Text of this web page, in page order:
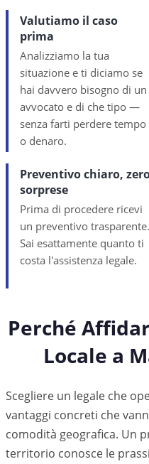
Valutiamo il caso
prima
Analizziamo la tua
situazione e ti diciamo se
hai davvero bisogno di un
avvocato e di che tipo —
senza farti perdere tempo
o denaro.
Preventivo chiaro,
sorprese
Prima di procedere ricevi
un preventivo trasparente.
Sai esattamente quanto ti
costa l'assistenza legale.
Perché
Locale a
Scegliere un legale che
vantaggi concreti che
comodità geografica. Un
territorio conosce le